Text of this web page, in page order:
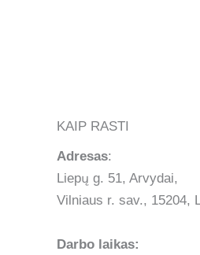
KAIP RASTI
Adresas:
Liepų g. 51, Arvydai,
Vilniaus r. sav., 15204,
Darbo laikas: